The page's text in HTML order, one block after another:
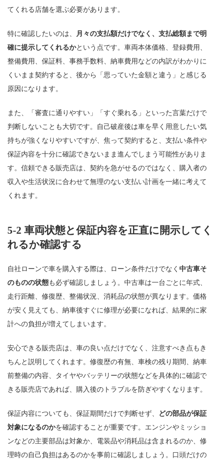
てくれる店舗を選ぶ必要があります。
特に確認したいのは、
月々の支払額だけでなく、支払総額まで明
確に提示してくれるかという点です。車両本体価格、登録費用、
整備費用、保証料、事務手数料、納車費用などの内訳がわかりに
くいまま契約すると、後から「思っていた金額と違う」と感じる
原因になります。
また、「審査に通りやすい」「すぐ乗れる」といった言葉だけで
判断しないことも大切です。自己破産後は車を早く用意したい気
持ちが強くなりやすいですが、焦って契約すると、支払い条件や
保証内容を十分に確認できないまま進んでしまう可能性がありま
す。信頼できる販売店は、契約を急がせるのではなく、購入者の
収入や生活状況に合わせて無理のない支払い計画を一緒に考えて
くれます。
5-2 車両状態と保証内容を正直に開示してく
れるか確認する
自社ローンで車を購入する際は、ローン条件だけでなく 中古車そ
のものの状態も必ず確認しましょう。中古車は一台ごとに年式、
走行距離、修復歴、整備状況、消耗品の状態が異なります。価格
が安く見えても、納車後すぐに修理が必要になれば、結果的に家
計への負担が増えてしまいます。
安心できる販売店は、車の良い点だけでなく、注意すべき点もき
ちんと説明してくれます。修復歴の有無、車検の残り期間、納車
前整備の内容、タイヤやバッテリーの状態などを具体的に確認で
きる販売店であれば、購入後のトラブルを防ぎやすくなります。
保証内容についても、保証期間だけで判断せず、
どの部品が保証
対象になるのかを確認することが重要です。エンジンやミッショ
ンなどの主要部品は対象か、電装品や消耗品は含まれるのか、修
理時の自己負担はあるのかを事前に確認しましょう。口頭だけの